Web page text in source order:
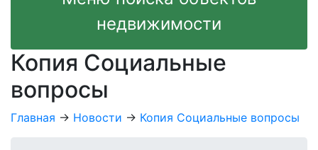
недвижимости
Копия Социальные
вопросы
Главная → Новости → Копия Социальные вопросы